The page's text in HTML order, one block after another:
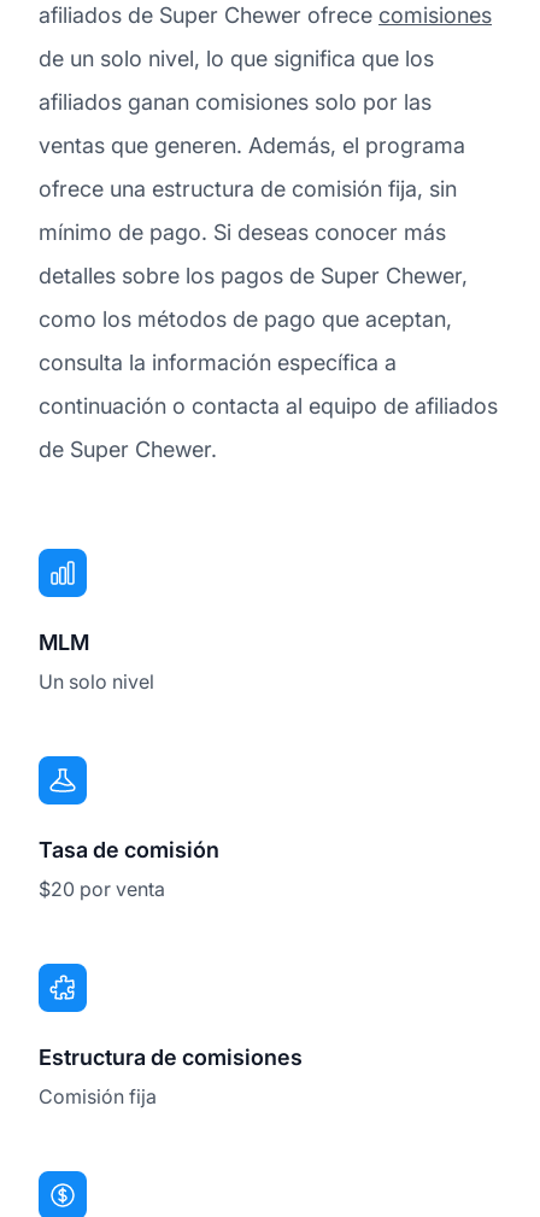
afiliados de Super Chewer ofrece comisiones
de un solo nivel, lo que significa que los
afiliados ganan comisiones solo por las
ventas que generen. Además, el programa
ofrece una estructura de comisión fija, sin
mínimo de pago. Si deseas conocer más
detalles sobre los pagos de Super Chewer,
como los métodos de pago que aceptan,
consulta la información específica a
continuación o contacta al equipo de afiliados
de Super Chewer.
MLM
Un solo nivel
Tasa de comisión
$20 por venta
Estructura de comisiones
Comisión fija